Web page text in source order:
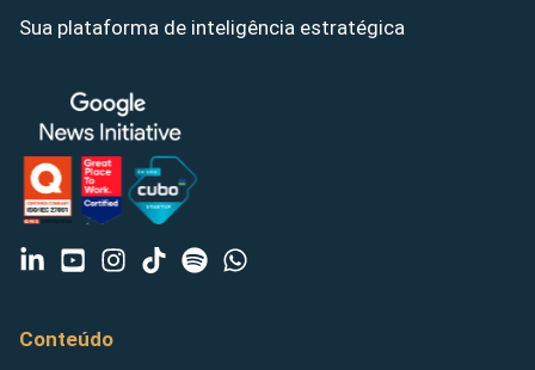
Sua plataforma de inteligência estratégica
Conteúdo